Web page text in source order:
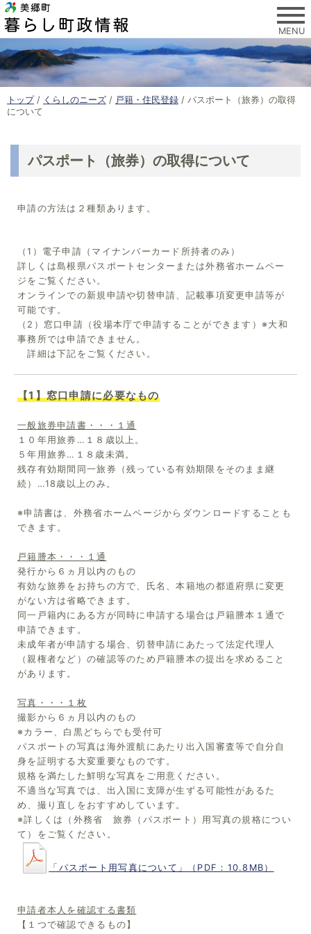
このページの本文へ
MENU
現
在
置
トップ/ くらしのニーズ / 戸籍・住民登録 / パスポート（旅券）の取得
について
パスポート（旅券）の取得について
申請の方法は２種類あります。
（1）電子申請（マイナンバーカード所持者のみ）
詳しくは島根県パスポートセンターまたは外務省ホームペー
ジをご覧ください。
オンラインでの新規申請や切替申請、記載事項変更申請等が
可能です。
（2）窓口申請（役場本庁で申請することができます）※大和
事務所では申請できません。
詳細は下記をご覧ください。
【1】窓口申請に必要なもの
一般旅券申請書・・・１通
１０年用旅券…１８歳以上。
５年用旅券…１８歳未満。
残存有効期間同一旅券（残っている有効期限をそのまま継
続）…18歳以上のみ。
※申請書は、外務省ホームページからダウンロードすることも
できます。
戸籍謄本・・・１通
発行から６ヵ月以内のもの
有効な旅券をお持ちの方で、氏名、本籍地の都道府県に変更
がない方は省略できます。
同一戸籍内にある方が同時に申請する場合は戸籍謄本１通で
申請できます。
未成年者が申請する場合、切替申請にあたって法定代理人
（親権者など）の確認等のため戸籍謄本の提出を求めること
があります。
写真・・・１枚
撮影から６ヵ月以内のもの
※カラー、白黒どちらでも受付可
パスポートの写真は海外渡航にあたり出入国審査等で自分自
身を証明する大変重要なものです。
規格を満たした鮮明な写真をご用意ください。
不適当な写真では、出入国に支障が生ずる可能性があるた
め、撮り直しをおすすめしています。
※詳しくは（外務省 旅券（パスポート）用写真の規格につい
て）をご覧ください。
「パスポート用写真について」（PDF：10.8MB）
申請者本人を確認する書類
【１つで確認できるもの】